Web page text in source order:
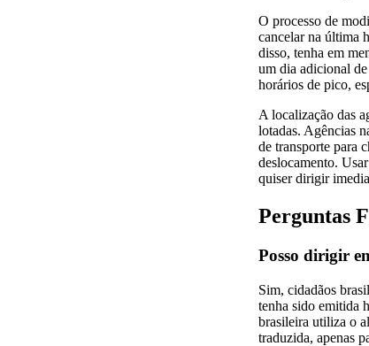
O processo de
cancelar na última
disso, tenha em
um dia adicional
horários de pico,
A localização das
lotadas. Agências
de transporte para
deslocamento.
quiser dirigir
Perguntas
Posso dirigir
Sim, cidadãos
tenha sido emitida
brasileira utiliza o
traduzida, apenas